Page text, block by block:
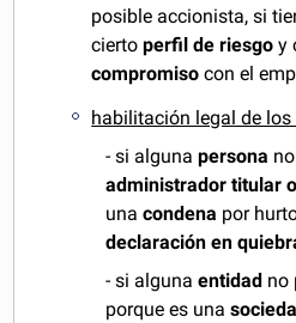
posible accionista, si
ciertoperfil de riesgo y
compromiso con el
habilitación legal de
- si algunapersona
administrador titular
unacondena por
declaración en
- si algunaentidad no
porque es una